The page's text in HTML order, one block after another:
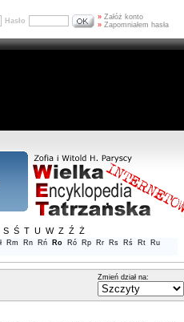
Hasło » Załóż konto
» Zapomniałem hasła
S Ś T U W Z Ź Ż
Rm Rn Rń Ro Ró Rp Rr Rs Rś Rt
Ru
Zmień dział na: